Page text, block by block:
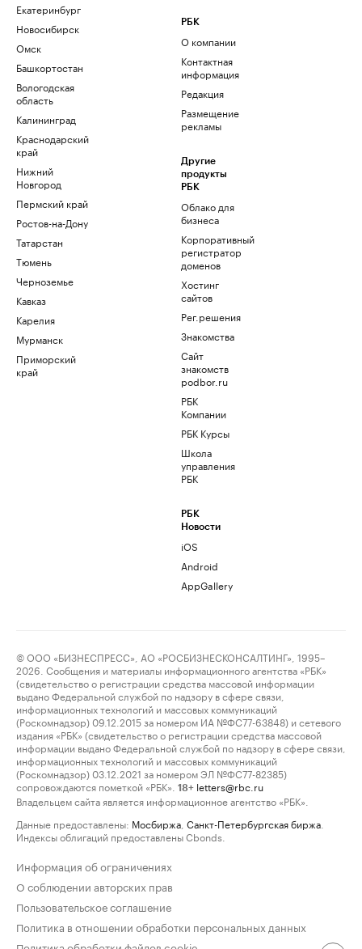
Екатеринбург
Новосибирск
Омск
Башкортостан
Вологодская
область
Калининград
Краснодарский
край
Нижний
Новгород
Пермский край
Ростов-на-Дону
Татарстан
Тюмень
Черноземье
Кавказ
Карелия
Мурманск
Приморский
край
РБК
О компании
Контактная
информация
Редакция
Размещение
рекламы
Другие
продукты
РБК
Облако для
бизнеса
Корпоративный
регистратор
доменов
Хостинг
сайтов
Рег.решения
Знакомства
Сайт
знакомств
podbor.ru
РБК
Компании
РБК Курсы
Школа
управления
РБК
РБК
Новости
iOS
Android
AppGallery
© ООО «БИЗНЕСПРЕСС», АО «РОСБИЗНЕСКОНСАЛТИНГ», 1995–
2026. Сообщения и материалы информационного агентства «РБК»
(свидетельство о регистрации средства массовой информации
выдано Федеральной службой по надзору в сфере связи,
информационных технологий и массовых коммуникаций
(Роскомнадзор) 09.12.2015 за номером ИА №ФС77-63848) и сетевого
издания «РБК» (свидетельство о регистрации средства массовой
информации выдано Федеральной службой по надзору в сфере связи,
информационных технологий и массовых коммуникаций
(Роскомнадзор) 03.12.2021 за номером ЭЛ №ФС77-82385)
сопровождаются пометкой «РБК».
18+ letters@rbc.ru
Владельцем сайта является информационное агентство «РБК».
Данные предоставлены: Мосбиржа Санкт-Петербургская биржа
Индексы облигаций предоставлены Cbonds.
Информация об ограничениях
О соблюдении авторских прав
Пользовательское соглашение
Политика в отношении обработки персональных данных